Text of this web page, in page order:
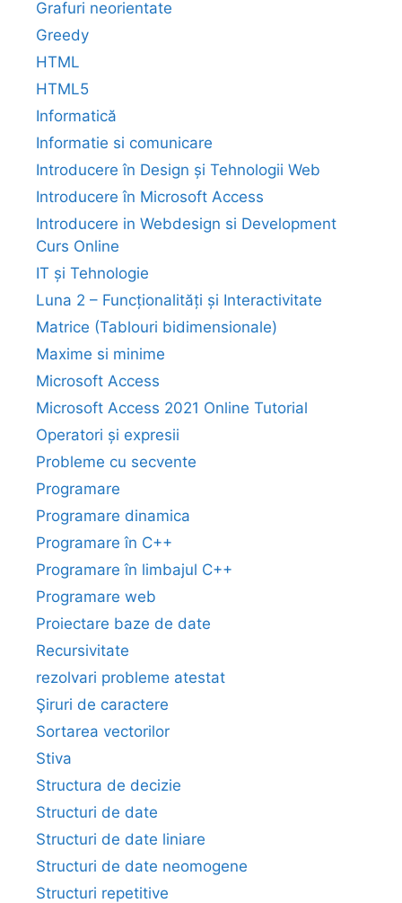
Grafuri neorientate
Greedy
HTML
HTML5
Informatică
Informatie si comunicare
Introducere în Design și Tehnologii Web
Introducere în Microsoft Access
Introducere in Webdesign si Development
Curs Online
IT și Tehnologie
Luna 2 – Funcționalități și Interactivitate
Matrice (Tablouri bidimensionale)
Maxime si minime
Microsoft Access
Microsoft Access 2021 Online Tutorial
Operatori și expresii
Probleme cu secvente
Programare
Programare dinamica
Programare în C++
Programare în limbajul C++
Programare web
Proiectare baze de date
Recursivitate
rezolvari probleme atestat
Şiruri de caractere
Sortarea vectorilor
Stiva
Structura de decizie
Structuri de date
Structuri de date liniare
Structuri de date neomogene
Structuri repetitive